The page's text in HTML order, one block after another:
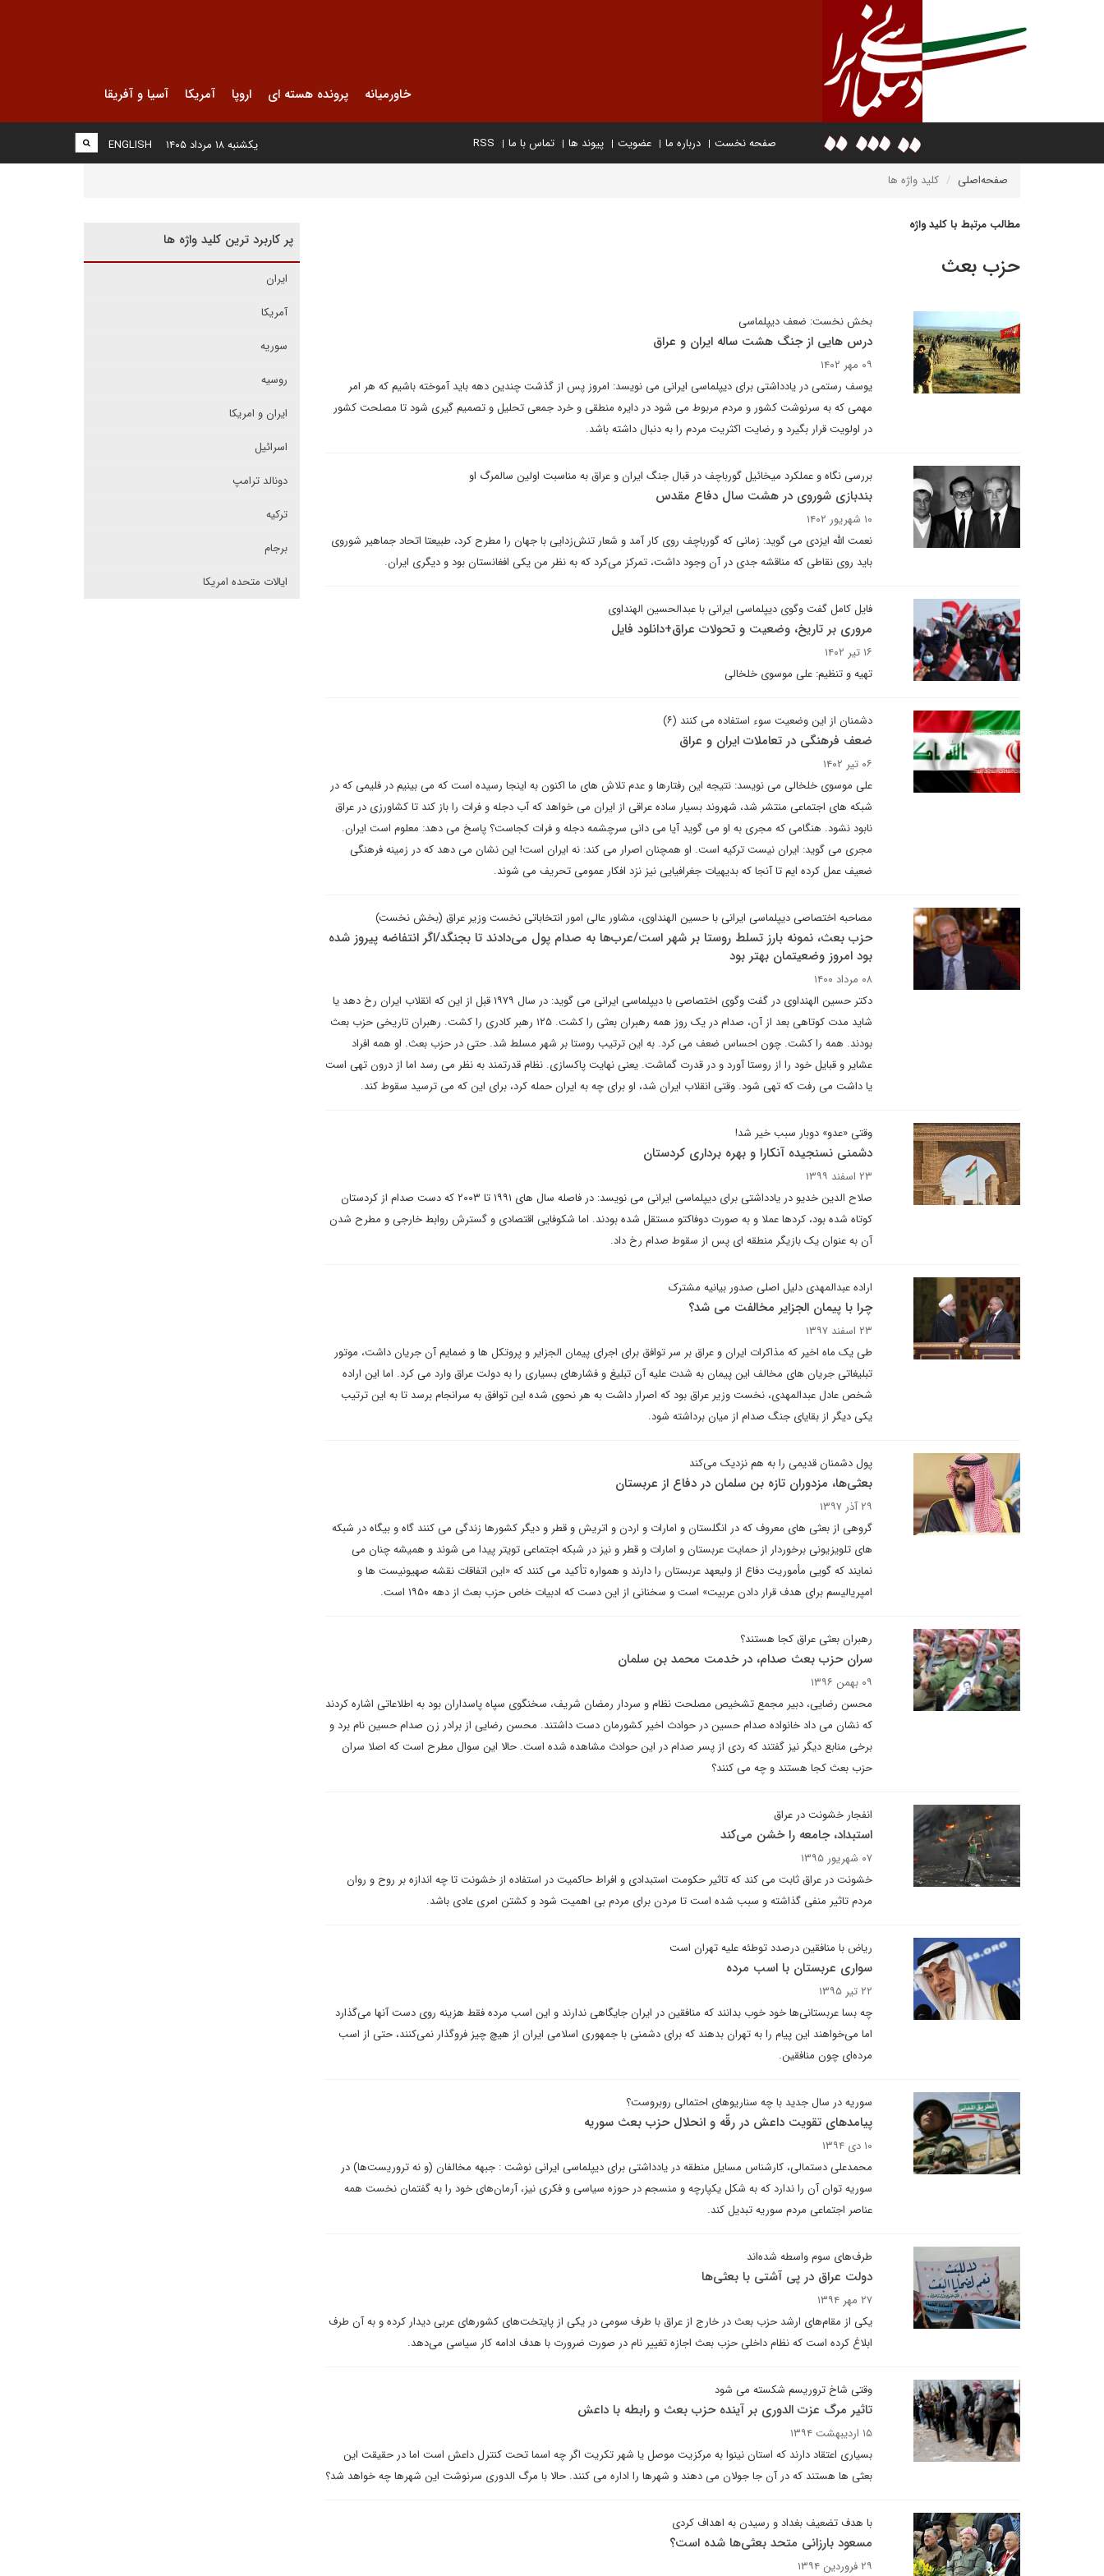
خاورمیانه پرونده هسته ای اروپا آمریکا آسیا و آفریقا
صفحه نخست درباره ما عضویت پیوند ها تماس با ما RSS
ENGLISH یکشنبه ۱۸ مرداد ۱۴۰۵
صفحه‌اصلی کلید واژه ها
مطالب مرتبط با کلید واژه
حزب بعث
بخش نخست: ضعف دیپلماسی
درس هایی از جنگ هشت ساله ایران و عراق
۰۹ مهر ۱۴۰۲
یوسف رستمی در یادداشتی برای دیپلماسی ایرانی می نویسد: امروز پس از گذشت چندین دهه باید آموخته باشیم که هر امر
مهمی که به سرنوشت کشور و مردم مربوط می شود در دایره منطقی و خرد جمعی تحلیل و تصمیم گیری شود تا مصلحت کشور
در اولویت قرار بگیرد و رضایت اکثریت مردم را به دنبال داشته باشد.
بررسی نگاه و عملکرد میخائیل گورباچف در قبال جنگ ایران و عراق به مناسبت اولین سالمرگ او
بندبازی شوروی در هشت سال دفاع مقدس
۱۰ شهریور ۱۴۰۲
نعمت الله ایزدی می گوید: زمانی که گورباچف روی کار آمد و شعار تنش‌زدایی با جهان را مطرح کرد، طبیعتا اتحاد جماهیر شوروی
باید روی نقاطی که مناقشه جدی در آن وجود داشت، تمرکز می‌کرد که به نظر من یکی افغانستان بود و دیگری ایران.
فایل کامل گفت وگوی دیپلماسی ایرانی با عبدالحسین الهنداوی
مروری بر تاریخ، وضعیت و تحولات عراق+دانلود فایل
۱۶ تیر ۱۴۰۲
تهیه و تنظیم: علی موسوی خلخالی
دشمنان از این وضعیت سوء استفاده می کنند (۶)
ضعف فرهنگی در تعاملات ایران و عراق
۰۶ تیر ۱۴۰۲
علی موسوی خلخالی می نویسد: نتیجه این رفتارها و عدم تلاش های ما اکنون به اینجا رسیده است که می بینیم در فلیمی که در
شبکه های اجتماعی منتشر شد، شهروند بسیار ساده عراقی از ایران می خواهد که آب دجله و فرات را باز کند تا کشاورزی در عراق
نابود نشود. هنگامی که مجری به او می گوید آیا می دانی سرچشمه دجله و فرات کجاست؟ پاسخ می دهد: معلوم است ایران.
مجری می گوید: ایران نیست ترکیه است. او همچنان اصرار می کند: نه ایران است! این نشان می دهد که در زمینه فرهنگی
ضعیف عمل کرده ایم تا آنجا که بدیهیات جغرافیایی نیز نزد افکار عمومی تحریف می شوند.
مصاحبه اختصاصی دیپلماسی ایرانی با حسین الهنداوی، مشاور عالی امور انتخاباتی نخست وزیر عراق (بخش نخست)
حزب بعث، نمونه بارز تسلط روستا بر شهر است/عرب‌ها به صدام پول می‌دادند تا بجنگد/اگر انتفاضه پیروز شده
بود امروز وضعیتمان بهتر بود
۰۸ مرداد ۱۴۰۰
دکتر حسین الهنداوی در گفت وگوی اختصاصی با دیپلماسی ایرانی می گوید: در سال ۱۹۷۹ قبل از این که انقلاب ایران رخ دهد یا
شاید مدت کوتاهی بعد از آن، صدام در یک روز همه رهبران بعثی را کشت. ۱۲۵ رهبر کادری را کشت. رهبران تاریخی حزب بعث
بودند. همه را کشت. چون احساس ضعف می کرد. به این ترتیب روستا بر شهر مسلط شد. حتی در حزب بعث. او همه افراد
عشایر و قبایل خود را از روستا آورد و در قدرت گماشت. یعنی نهایت پاکسازی. نظام قدرتمند به نظر می رسد اما از درون تهی است
یا داشت می رفت که تهی شود. وقتی انقلاب ایران شد، او برای چه به ایران حمله کرد، برای این که می ترسید سقوط کند.
وقتی «عدو» دوبار سبب خیر شد!
دشمنی نسنجیده آنکارا و بهره برداری کردستان
۲۳ اسفند ۱۳۹۹
صلاح الدین خدیو در یادداشتی برای دیپلماسی ایرانی می نویسد: در فاصله سال های ۱۹۹۱ تا ۲۰۰۳ که دست صدام از کردستان
کوتاه شده بود، کردها عملا و به صورت دوفاکتو مستقل شده بودند. اما شکوفایی اقتصادی و گسترش روابط‌ خارجی و مطرح شدن
آن به عنوان یک بازیگر منطقه ای پس از سقوط صدام رخ داد.
اراده عبدالمهدی دلیل اصلی صدور بیانیه مشترک
چرا با پیمان الجزایر مخالفت می شد؟
۲۳ اسفند ۱۳۹۷
طی یک ماه اخیر که مذاکرات ایران و عراق بر سر توافق برای اجرای پیمان الجزایر و پروتکل ها و ضمایم آن جریان داشت، موتور
تبلیغاتی جریان های مخالف این پیمان به شدت علیه آن تبلیغ و فشارهای بسیاری را به دولت عراق وارد می کرد. اما این اراده
شخص عادل عبدالمهدی، نخست وزیر عراق بود که اصرار داشت به هر نحوی شده این توافق به سرانجام برسد تا به این ترتیب
یکی دیگر از بقایای جنگ صدام از میان برداشته شود.
پول دشمنان قدیمی را به هم نزدیک می‌کند
بعثی‌ها، مزدوران تازه بن سلمان در دفاع از عربستان
۲۹ آذر ۱۳۹۷
گروهی از بعثی های معروف که در انگلستان و امارات و اردن و اتریش و قطر و دیگر کشورها زندگی می کنند گاه و بیگاه در شبکه
های تلویزیونی برخوردار از حمایت عربستان و امارات و قطر و نیز در شبکه اجتماعی تویتر پیدا می شوند و همیشه چنان می
نمایند که گویی مأموریت دفاع از ولیعهد عربستان را دارند و همواره تأکید می کنند که «این اتفاقات نقشه صهیونیست ها و
امپریالیسم برای هدف قرار دادن عربیت» است و سخنانی از این دست که ادبیات خاص حزب بعث از دهه ۱۹۵۰ است.
رهبران بعثی عراق کجا هستند؟
سران حزب بعث صدام، در خدمت محمد بن سلمان
۰۹ بهمن ۱۳۹۶
محسن رضایی، دبیر مجمع تشخیص مصلحت نظام و سردار رمضان شریف، سخنگوی سپاه پاسداران بود به اطلاعاتی اشاره کردند
که نشان می داد خانواده صدام حسین در حوادث اخیر کشورمان دست داشتند. محسن رضایی از برادر زن صدام حسین نام برد و
برخی منابع دیگر نیز گفتند که ردی از پسر صدام در این حوادث مشاهده شده است. حالا این سوال مطرح است که اصلا سران
حزب بعث کجا هستند و چه می کنند؟
انفجار خشونت در عراق
استبداد، جامعه را خشن می‌کند
۰۷ شهریور ۱۳۹۵
خشونت در عراق ثابت می کند که تاثیر حکومت استبدادی و افراط حاکمیت در استفاده از خشونت تا چه اندازه بر روح و روان
مردم تاثیر منفی گذاشته و سبب شده است تا مردن برای مردم بی اهمیت شود و کشتن امری عادی باشد.
ریاض با منافقین درصدد توطئه علیه تهران است
سواری عربستان با اسب مرده
۲۲ تیر ۱۳۹۵
چه بسا عربستانی‌ها خود خوب بدانند که منافقین در ایران جایگاهی ندارند و این اسب مرده فقط هزینه روی دست آنها می‌گذارد
اما می‌خواهند این پیام را به تهران بدهند که برای دشمنی با جمهوری اسلامی ایران از هیچ چیز فروگذار نمی‌کنند، حتی از اسب
مرده‌ای چون منافقین.
سوریه در سال جدید با چه سناریوهای احتمالی روبروست؟
پیامدهای تقویت داعش در رقّه و انحلال حزب بعث سوریه
۱۰ دی ۱۳۹۴
محمدعلی دستمالی، کارشناس مسایل منطقه در یادداشتی برای دیپلماسی ایرانی نوشت : جبهه مخالفان (و نه تروریست‌ها) در
سوریه توان آن را ندارد که به شکل یکپارچه و منسجم در حوزه سیاسی و فکری نیز، آرمان‌های خود را به گفتمان نخست همه
عناصر اجتماعی مردم سوریه تبدیل کند.
طرف‌های سوم واسطه شده‌اند
دولت عراق در پی آشتی با بعثی‌ها
۲۷ مهر ۱۳۹۴
یکی از مقام‌های ارشد حزب بعث در خارج از عراق با طرف سومی در یکی از پایتخت‌های کشورهای عربی دیدار کرده و به آن طرف
ابلاغ کرده است که نظام داخلی حزب بعث اجازه تغییر نام در صورت ضرورت با هدف ادامه کار سیاسی می‌دهد.
وقتی شاخ تروریسم شکسته می شود
تاثیر مرگ عزت الدوری بر آینده حزب بعث و رابطه با داعش
۱۵ اردیبهشت ۱۳۹۴
بسیاری اعتقاد دارند که استان نینوا به مرکزیت موصل یا شهر تکریت اگر چه اسما تحت کنترل داعش است اما در حقیقت این
بعثی ها هستند که در آن جا جولان می دهند و شهرها را اداره می کنند. حالا با مرگ الدوری سرنوشت این شهرها چه خواهد شد؟
با هدف تضعیف بغداد و رسیدن به اهداف کردی
مسعود بارزانی متحد بعثی‌ها شده است؟
۲۹ فروردین ۱۳۹۴
پر کاربرد ترین کلید واژه ها
ایران
آمریکا
سوریه
روسیه
ایران و امریکا
اسرائیل
دونالد ترامپ
ترکیه
برجام
ایالات متحده امریکا